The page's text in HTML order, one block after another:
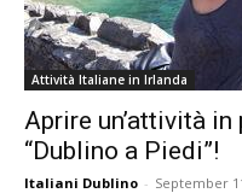
Attività Italiane in Irlanda
Aprire un’attività
“Dublino a Piedi”!
Italiani Dublino - September